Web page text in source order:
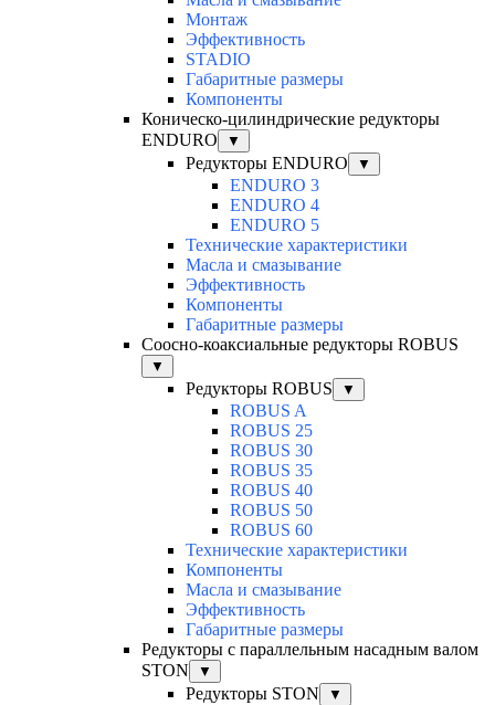
Монтаж
Эффективность
STADIO
Габаритные размеры
Компоненты
Коническо-цилиндрические редукторы
ENDURO
▼
Редукторы ENDURO ▼
ENDURO 3
ENDURO 4
ENDURO 5
Технические характеристики
Масла и смазывание
Эффективность
Компоненты
Габаритные размеры
Соосно-коаксиальные редукторы ROBUS
▼
Редукторы ROBUS ▼
ROBUS A
ROBUS 25
ROBUS 30
ROBUS 35
ROBUS 40
ROBUS 50
ROBUS 60
Технические характеристики
Компоненты
Масла и смазывание
Эффективность
Габаритные размеры
Редукторы с параллельным насадным валом
STON
▼
Редукторы STON ▼